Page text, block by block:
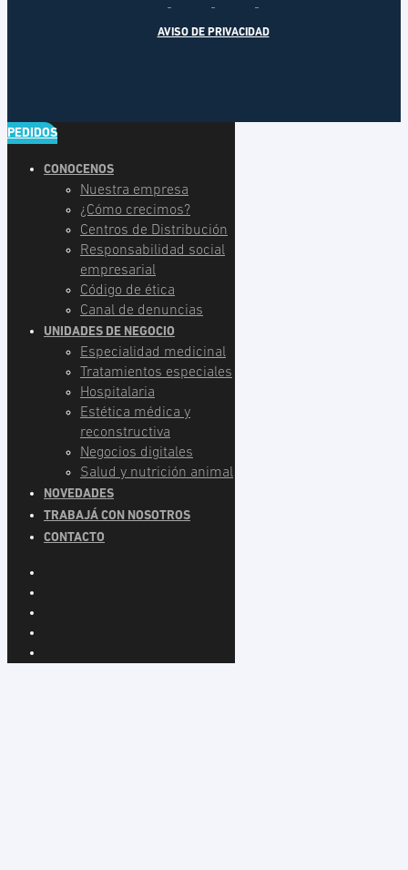
AVISO DE PRIVACIDAD
PEDIDOS
CONOCENOS
Nuestra empresa
¿Cómo crecimos?
Centros de Distribución
Responsabilidad social
empresarial
Código de ética
Canal de denuncias
UNIDADES DE NEGOCIO
Especialidad medicinal
Tratamientos especiales
Hospitalaria
Estética médica y
reconstructiva
Negocios digitales
Salud y nutrición animal
NOVEDADES
TRABAJÁ CON NOSOTROS
CONTACTO